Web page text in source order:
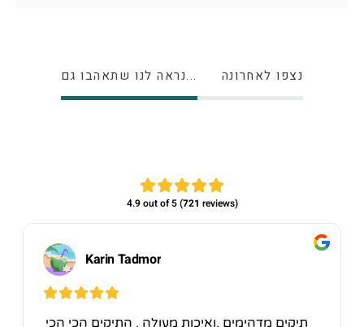
נראה לנו שתאהבו גם... נצפו לאחרונה